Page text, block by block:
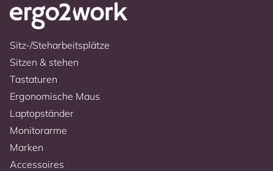
Sitz-/Steharbeitsplätze
Sitzen & stehen
Tastaturen
Ergonomische Maus
Laptopständer
Monitorarme
Marken
Accessoires